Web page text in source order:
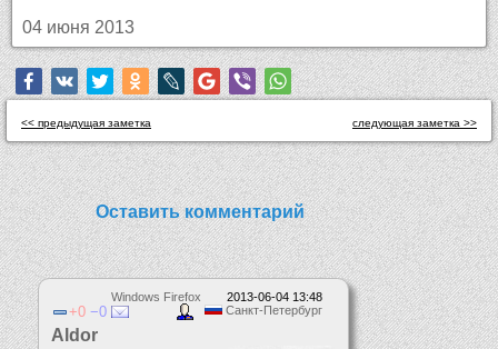
04 июня 2013
<< предыдущая заметка следующая заметка >>
Оставить комментарий
2013-06-04 13:48
Windows Firefox
Санкт-Петербург
0 0
Aldor